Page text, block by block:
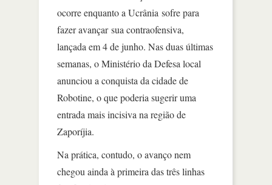
ocorre enquanto a Ucrânia sofre para
fazer avançar sua contraofensiva,
lançada em 4 de junho. Nas duas últimas
semanas, o Ministério da Defesa local
anunciou a conquista da cidade de
Robotine, o que poderia sugerir uma
entrada mais incisiva na região de
Zaporíjia.
Na prática, contudo, o avanço nem
chegou ainda à primeira das três linhas